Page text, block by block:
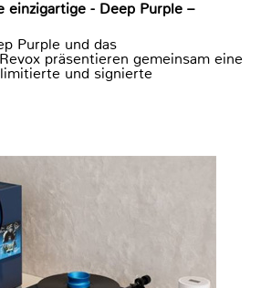
einzigartige - Deep Purple –
Purple und das
präsentieren gemeinsam eine
und signierte